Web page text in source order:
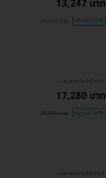
13,247 บาท
16,900 บาท ประหยัด 22%
ราคาจองกับ HDmall
17,280 บาท
20,000 บาท ประหยัด 14%
ราคาจองกับ HDmall